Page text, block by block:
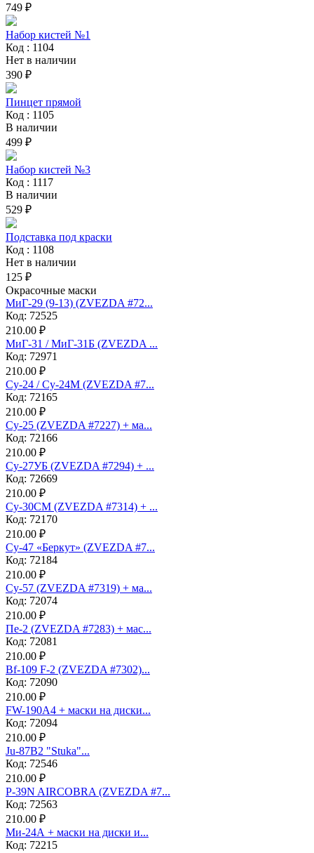
749 ₽
Набор кистей №1
Код : 1104
Нет в наличии
390 ₽
Пинцет прямой
Код : 1105
В наличии
499 ₽
Набор кистей №3
Код : 1117
В наличии
529 ₽
Подставка под краски
Код : 1108
Нет в наличии
125 ₽
Окрасочные маски
МиГ-29 (9-13) (ZVEZDA #72...
Код: 72525
210.00 ₽
МиГ-31 / МиГ-31Б (ZVEZDA ...
Код: 72971
210.00 ₽
Су-24 / Су-24М (ZVEZDA #7...
Код: 72165
210.00 ₽
Су-25 (ZVEZDA #7227) + ма...
Код: 72166
210.00 ₽
Су-27УБ (ZVEZDA #7294) + ...
Код: 72669
210.00 ₽
Су-30СМ (ZVEZDA #7314) + ...
Код: 72170
210.00 ₽
Су-47 «Беркут» (ZVEZDA #7...
Код: 72184
210.00 ₽
Су-57 (ZVEZDA #7319) + ма...
Код: 72074
210.00 ₽
Пе-2 (ZVEZDA #7283) + мас...
Код: 72081
210.00 ₽
Bf-109 F-2 (ZVEZDA #7302)...
Код: 72090
210.00 ₽
FW-190A4 + маски на диски...
Код: 72094
210.00 ₽
Ju-87B2 "Stuka"...
Код: 72546
210.00 ₽
P-39N AIRCOBRA (ZVEZDA #7...
Код: 72563
210.00 ₽
Ми-24А + маски на диски и...
Код: 72215